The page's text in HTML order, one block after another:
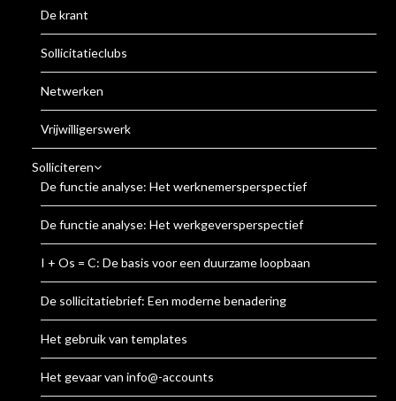
De krant
Sollicitatieclubs
Netwerken
Vrijwilligerswerk
Solliciteren
De functie analyse: Het werknemersperspectief
De functie analyse: Het werkgeversperspectief
I + Os = C: De basis voor een duurzame loopbaan
De sollicitatiebrief: Een moderne benadering
Het gebruik van templates
Het gevaar van info@-accounts